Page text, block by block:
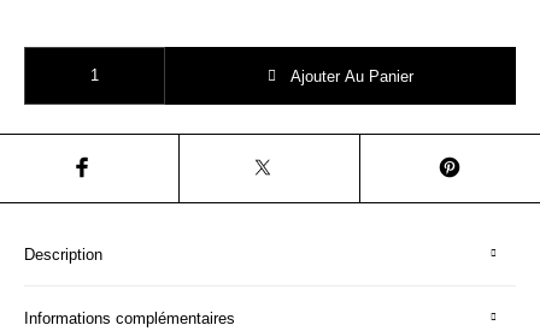
Ajouter Au Panier
Description
Informations complémentaires